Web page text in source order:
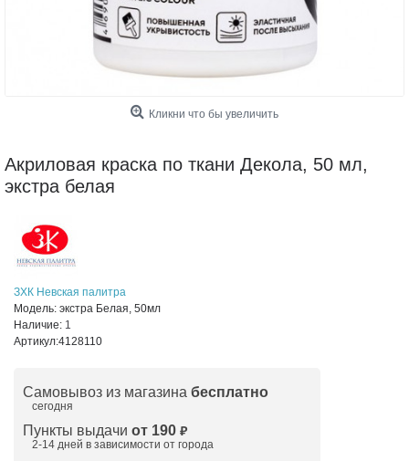
Кликни что бы увеличить
Акриловая краска по ткани Декола, 50 мл,
экстра белая
ЗХК Невская палитра
Модель: экстра Белая, 50мл
Наличие: 1
Артикул:4128110
Самовывоз из магазина бесплатно
сегодня
Пункты выдачи от 190 ₽
2-14 дней в зависимости от города